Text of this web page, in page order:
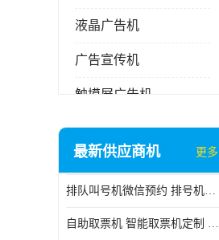
液晶广告机
广告宣传机
触摸屏广告机
液晶显示器
电子白板
自助服务终端
最新供应商机 更多
排队叫号机微信预约 排号机诊所 行政大厅营业厅取号机
自助取票机 智能取票机定制 款式多样